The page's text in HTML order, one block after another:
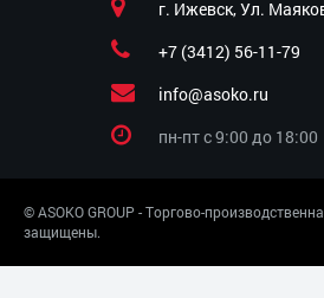
г. Ижевск, Ул.
+7 (3412) 56-11-79
info@asoko.ru
пн-пт c 9:00 до 18:00
© ASOKO GROUP - Торгово-
защищены.